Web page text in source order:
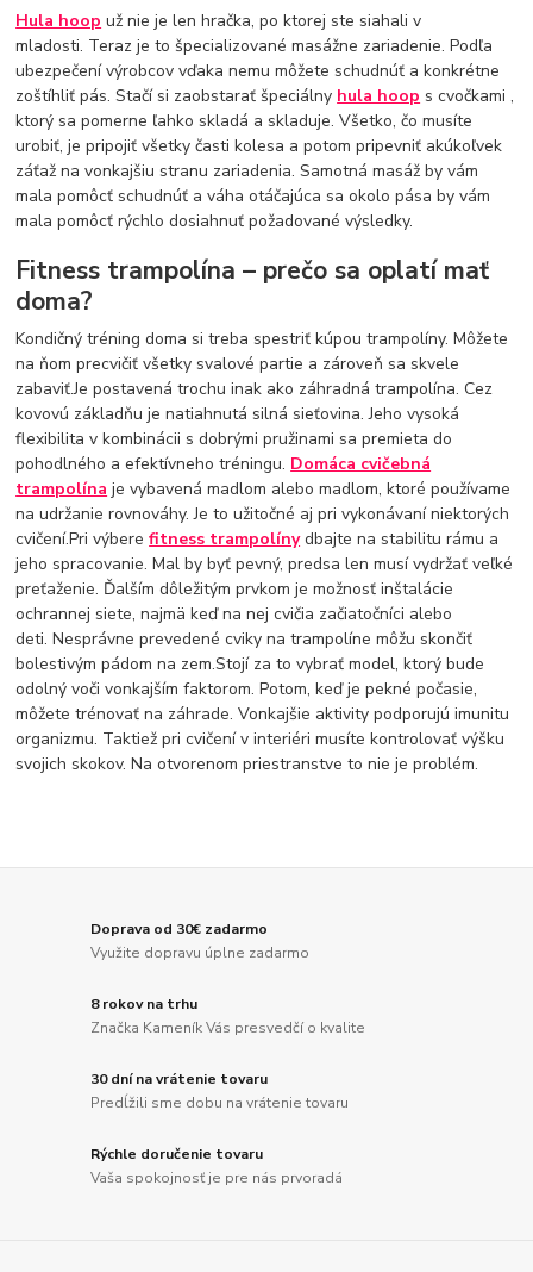
Hula hoop už nie je len hračka, po ktorej ste siahali v
mladosti. Teraz je to špecializované masážne zariadenie. Podľa
ubezpečení výrobcov vďaka nemu môžete schudnúť a konkrétne
zoštíhliť pás. Stačí si zaobstarať špeciálny hula hoop s cvočkami ,
ktorý sa pomerne ľahko skladá a skladuje. Všetko, čo musíte
urobiť, je pripojiť všetky časti kolesa a potom pripevniť akúkoľvek
záťaž na vonkajšiu stranu zariadenia. Samotná masáž by vám
mala pomôcť schudnúť a váha otáčajúca sa okolo pása by vám
mala pomôcť rýchlo dosiahnuť požadované výsledky.
Fitness trampolína – prečo sa oplatí mať
doma?
Kondičný tréning doma si treba spestriť kúpou trampolíny. Môžete
na ňom precvičiť všetky svalové partie a zároveň sa skvele
zabaviť.Je postavená trochu inak ako záhradná trampolína. Cez
kovovú základňu je natiahnutá silná sieťovina. Jeho vysoká
flexibilita v kombinácii s dobrými pružinami sa premieta do
pohodlného a efektívneho tréningu. Domáca cvičebná
trampolína je vybavená madlom alebo madlom, ktoré používame
na udržanie rovnováhy. Je to užitočné aj pri vykonávaní niektorých
cvičení.Pri výberefitness trampolínydbajte na stabilitu rámu a
jeho spracovanie. Mal by byť pevný, predsa len musí vydržať veľké
preťaženie. Ďalším dôležitým prvkom je možnosť inštalácie
ochrannej siete, najmä keď na nej cvičia začiatočníci alebo
deti. Nesprávne prevedené cviky na trampolíne môžu skončiť
bolestivým pádom na zem.Stojí za to vybrať model, ktorý bude
odolný voči vonkajším faktorom. Potom, keď je pekné počasie,
môžete trénovať na záhrade. Vonkajšie aktivity podporujú imunitu
organizmu. Taktiež pri cvičení v interiéri musíte kontrolovať výšku
svojich skokov. Na otvorenom priestranstve to nie je problém.
Doprava od 30€ zadarmo
Využite dopravu úplne zadarmo
8 rokov na trhu
Značka Kameník Vás presvedčí o kvalite
30 dní na vrátenie tovaru
Predĺžili sme dobu na vrátenie tovaru
Rýchle doručenie tovaru
Vaša spokojnosť je pre nás prvoradá